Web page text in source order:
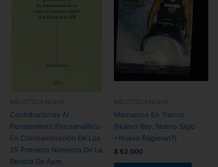
BIBLIOTECA NUEVA
Contribuciones Al
Pensamiento Psicoanalítico
En Conmemoración De Los
25 Primeros Números De La
Revista De Apm.
BIBLIOTECA NUEVA
Marruecos En Trance
(Nuevo Rey, Nuevo Siglo
+Nuevo Régimen?)
$ 62.000